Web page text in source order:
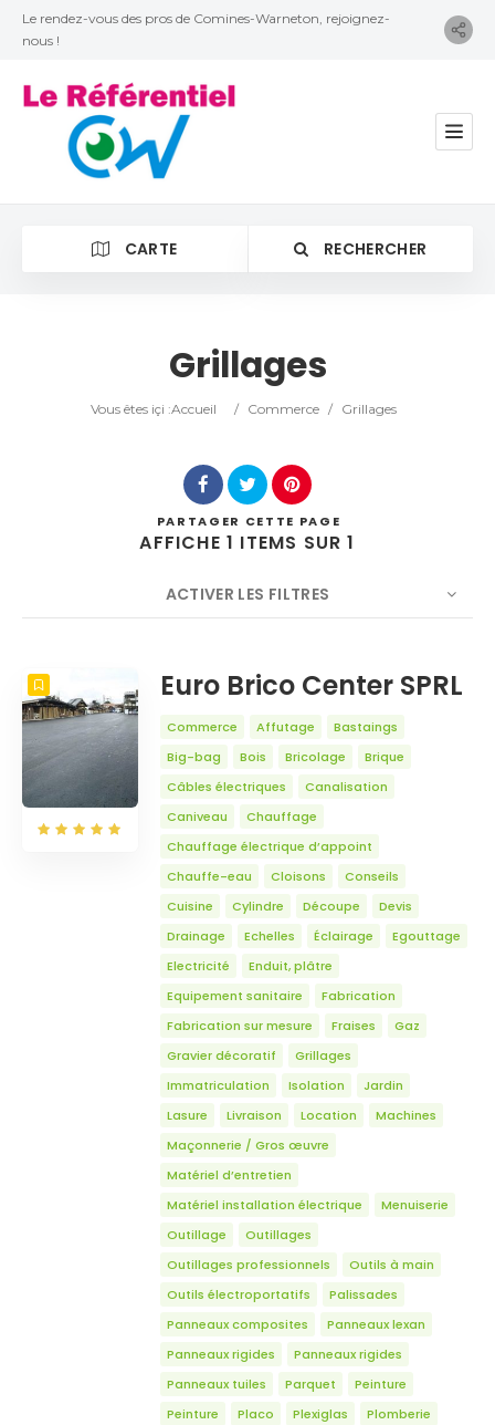
Le rendez-vous des pros de Comines-Warneton, rejoignez-
nous !
CARTE RECHERCHER
Catégorie
Grillages
Vous êtes içi :Accueil / Commerce / Grillages
PARTAGER CETTE PAGE
AFFICHE 1 ITEMS SUR 1
ACTIVER LES FILTRES
NOMBRE Titre
Euro Brico Center SPRL
Commerce Affutage
Bastaings
Big-bag
Bois Bricolage
Brique
Câbles électriques
Canalisation
Caniveau
Chauffage
Chauffage électrique d’appoint
Chauffe-eau
Cloisons
Conseils
Cuisine
Cylindre Découpe
Devis
Drainage
Echelles Éclairage
Egouttage
Electricité
Enduit, plâtre
Equipement sanitaire
Fabrication
Fabrication sur mesure
Fraises
Gaz
Gravier décoratif
Grillages
Immatriculation
Isolation
Jardin
Lasure
Livraison Location
Machines
Maçonnerie / Gros œuvre
Matériel d’entretien
Matériel installation électrique
Menuiserie
Outillage
Outillages
Outillages professionnels
Outils à main
Outils électroportatifs
Palissades
Panneaux composites
Panneaux lexan
Panneaux rigides
Panneaux rigides
Panneaux tuiles
Parquet
Peinture
Peinture
Placo Plexiglas
Plomberie